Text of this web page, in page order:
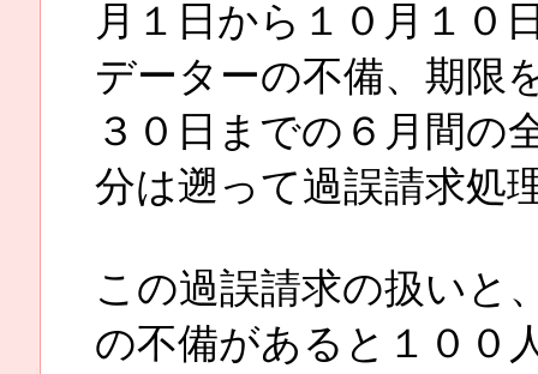
月１日から１０月１０
データーの不備、期限
３０日までの６月間の
分は遡って過誤請求処
この過誤請求の扱いと
の不備があると１００